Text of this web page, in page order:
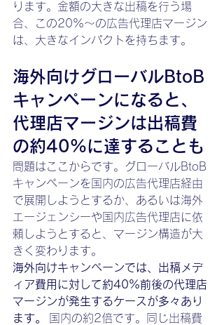
ります。金額の大きな出稿を行う場
合、この20%〜の広告代理店マージン
は、大きなインパクトを持ちます。
海外向けグローバルBtoB
キャンペーンになると、
代理店マージンは出稿費
の約40%に達することも
問題はここからです。グローバルBtoB
キャンペーンを国内の広告代理店経由
で展開しようとするか、あるいは海外
エージェンシーや国内広告代理店に依
頼しようとすると、マージン構造が大
きく変わります。
海外向けキャンペーンでは、出稿メデ
ィア費用に対して約40%前後の代理店
マージンが発生するケースが多々あり
ます。
国内の約2倍です。同じ出稿費